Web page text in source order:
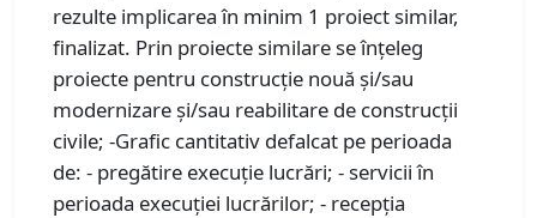
rezulte implicarea în minim 1 proiect similar,
finalizat. Prin proiecte similare se înţeleg
proiecte pentru construcție nouă și/sau
modernizare și/sau reabilitare de construcţii
civile; -Grafic cantitativ defalcat pe perioada
de: - pregătire execuţie lucrări; - servicii în
perioada execuției lucrărilor; - recepţia